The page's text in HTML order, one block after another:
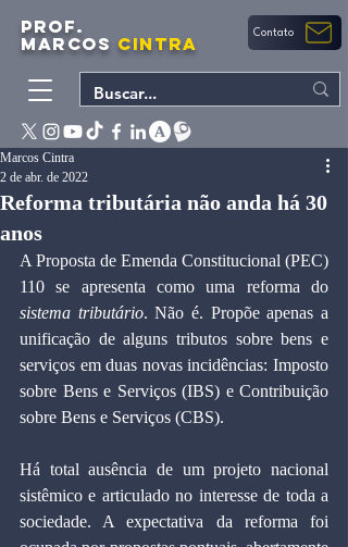
PROF.
MARCOS CINTRA Contato
Reforma tributária não anda há 30
anos
Marcos Cintra
2 de abr. de 2022
A Proposta de Emenda Constitucional (PEC)
sistema tributário. Não é. Propõe apenas a
unificação de alguns tributos sobre bens e
serviços em duas novas incidências: Imposto
sobre Bens e Serviços (IBS) e Contribuição
sobre Bens e Serviços (CBS).
Há total ausência de um projeto nacional
sistêmico e articulado no interesse de toda a
sociedade. A expectativa da reforma foi